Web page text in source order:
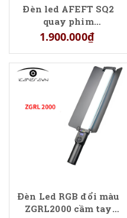
Đèn led AFEFT SQ2
quay phim
Livestream
1.900.000₫
Đèn Led RGB đổi màu
ZGRL2000 cầm tay